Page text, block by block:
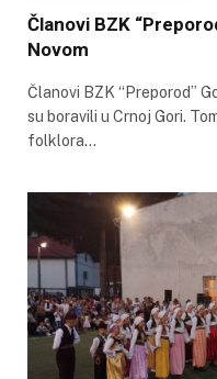
Članovi BZK
Novom
Članovi BZK “Preporod”
su boravili u Crnoj Gori.
folklora…